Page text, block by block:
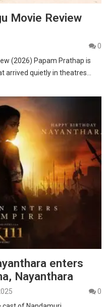
Movie Review
0
(2026) Papam Prathap is
arrived quietly in theatres…
enters
Nayanthara
0